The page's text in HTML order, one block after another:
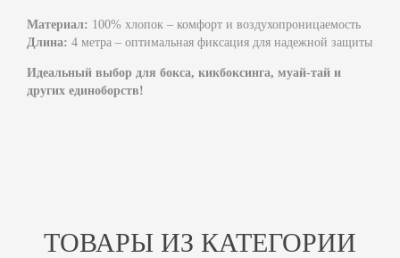
Материал: 100% хлопок – комфорт и воздухопроницаемость
Длина: 4 метра – оптимальная фиксация для надежной защиты
Идеальный выбор для бокса, кикбоксинга, муай-тай и
других единоборств!
ТОВАРЫ ИЗ КАТЕГОРИИ